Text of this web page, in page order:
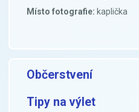
Místo fotografie: kaplička
Občerstvení
Tipy na výlet